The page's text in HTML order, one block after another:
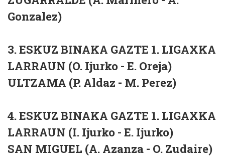
Gonzalez)
3. ESKUZ BINAKA GAZTE 1. LIGAXKA
LARRAUN (O. Ijurko - E. Oreja)
ULTZAMA (P. Aldaz - M. Perez)
4. ESKUZ BINAKA GAZTE 1. LIGAXKA
LARRAUN (I. Ijurko - E. Ijurko)
SAN MIGUEL (A. Azanza - O. Zudaire)